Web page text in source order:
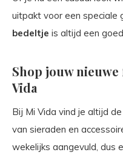
uitpakt voor een speciale
bedeltje is altijd een
Shop jouw
Vida
Bij Mi Vida vind je altijd
van sieraden en
wekelijks aangevuld, dus